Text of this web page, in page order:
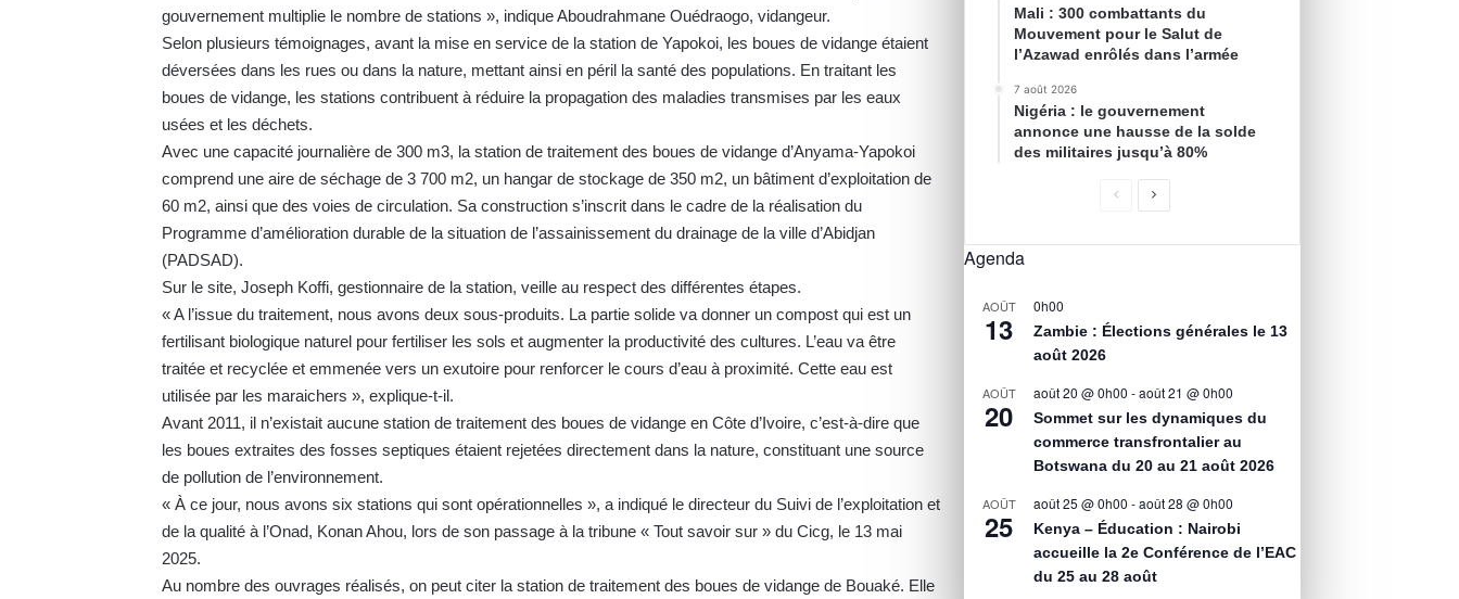
gouvernement multiplie le nombre de stations », indique Aboudrahmane Ouédraogo, vidangeur.
Selon plusieurs témoignages, avant la mise en service de la station de Yapokoi, les boues de vidange étaient
déversées dans les rues ou dans la nature, mettant ainsi en péril la santé des populations. En traitant les
boues de vidange, les stations contribuent à réduire la propagation des maladies transmises par les eaux
usées et les déchets.
Avec une capacité journalière de 300 m3, la station de traitement des boues de vidange d’Anyama-Yapokoi
comprend une aire de séchage de 3 700 m2, un hangar de stockage de 350 m2, un bâtiment d’exploitation de
60 m2, ainsi que des voies de circulation. Sa construction s’inscrit dans le cadre de la réalisation du
Programme d’amélioration durable de la situation de l’assainissement du drainage de la ville d’Abidjan
(PADSAD).
Sur le site, Joseph Koffi, gestionnaire de la station, veille au respect des différentes étapes.
« A l’issue du traitement, nous avons deux sous-produits. La partie solide va donner un compost qui est un
fertilisant biologique naturel pour fertiliser les sols et augmenter la productivité des cultures. L’eau va être
traitée et recyclée et emmenée vers un exutoire pour renforcer le cours d’eau à proximité. Cette eau est
utilisée par les maraichers », explique-t-il.
Avant 2011, il n’existait aucune station de traitement des boues de vidange en Côte d’Ivoire, c’est-à-dire que
les boues extraites des fosses septiques étaient rejetées directement dans la nature, constituant une source
de pollution de l’environnement.
« À ce jour, nous avons six stations qui sont opérationnelles », a indiqué le directeur du Suivi de l’exploitation et
de la qualité à l’Onad, Konan Ahou, lors de son passage à la tribune « Tout savoir sur » du Cicg, le 13 mai
2025.
Au nombre des ouvrages réalisés, on peut citer la station de traitement des boues de vidange de Bouaké. Elle
Mali : 300 combattants du
Mouvement pour le Salut de
l’Azawad enrôlés dans l’armée
7 août 2026
Nigéria : le gouvernement
annonce une hausse de la solde
des militaires jusqu’à 80%
Agenda
AOÛT
13
0h00
Zambie : Élections générales le 13
août 2026
AOÛT
20
août 20 @ 0h00 -août 21 @ 0h00
Sommet sur les dynamiques du
commerce transfrontalier au
Botswana du 20 au 21 août 2026
AOÛT
25
août 25 @ 0h00 -août 28 @ 0h00
Kenya – Éducation : Nairobi
accueille la 2e Conférence de l’EAC
du 25 au 28 août